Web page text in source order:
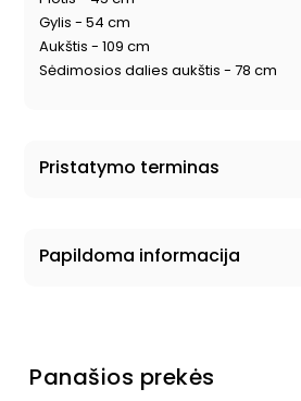
Gylis - 54 cm
Aukštis - 109 cm
Sėdimosios dalies aukštis - 78 cm
Pristatymo terminas
Papildoma informacija
Panašios prekės